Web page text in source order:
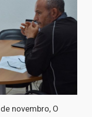
novembro, O